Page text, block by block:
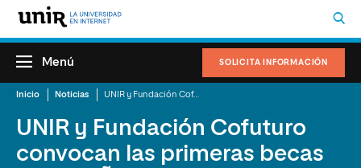
SOLICITA INFORMACIÓN
Menú
Inicio Noticias UNIR y Fundación Cofuturo convocan las primeras becas Mishay Ñan para estudiantes indígenas
UNIR y Fundación Cofuturo
convocan las primeras becas